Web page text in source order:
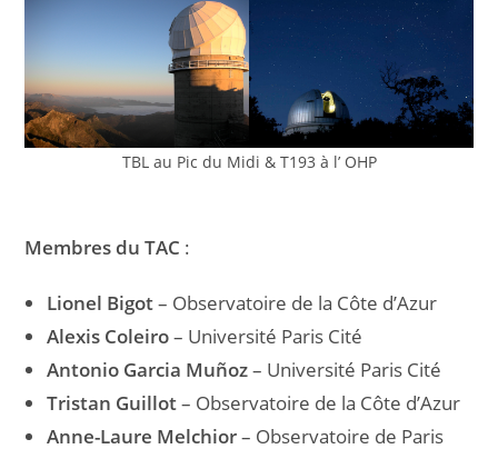
TBL au Pic du Midi & T193 à l’ OHP
Membres du TAC :
Lionel Bigot– Observatoire de la Côte d’Azur
Alexis Coleiro– Université Paris Cité
Antonio Garcia Muñoz– Université Paris Cité
Tristan Guillot– Observatoire de la Côte d’Azur
Anne-Laure Melchior– Observatoire de Paris